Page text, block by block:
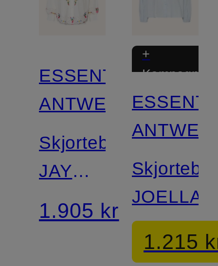
ESSENTIEL
ANTWERP
Skjortebluse
JAYME
med
hulblonder
1.905 kr
+
JOELLA
1.215